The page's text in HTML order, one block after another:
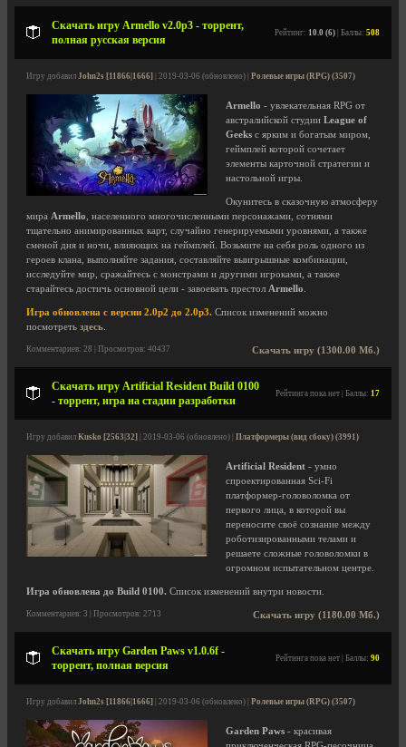
Скачать игру Armello v2.0p3 - торрент,
полная русская версия
Рейтинг: 10.0 (6) | Баллы: 508
Игру добавил John2s [11866|1666] | 2019-03-06 (обновлено) | Ролевые игры (RPG) (3507)
Armello - увлекательная RPG от
австралийской студии League of
Geeks с ярким и богатым миром,
геймплей которой сочетает
элементы карточной стратегии и
настольной игры.
Окунитесь в сказочную атмосферу
мира Armello , населенного многочисленными персонажами, сотнями
тщательно анимированных карт, случайно генерируемыми уровнями, а также
сменой дня и ночи, влияющих на геймплей. Возьмите на себя роль одного из
героев клана, выполняйте задания, составляйте выигрышные комбинации,
исследуйте мир, сражайтесь с монстрами и другими игроками, а также
старайтесь достичь основной цели - завоевать престол Armello
Игра обновлена с версии 2.0p2 до 2.0p3. Список изменений можно
посмотреть здесь
Скачать игру (1300.00 Мб.)
Комментариев: 28 | Просмотров: 40437
Скачать игру Artificial Resident Build 0100
- торрент, игра на стадии разработки
Рейтинга пока нет | Баллы: 17
Игру добавил Kusko [2563|32] | 2019-03-06 (обновлено) | Платформеры (вид сбоку) (3991)
Artificial Resident - умно
спроектированная Sci-Fi
платформер-головоломка от
первого лица, в которой вы
переносите своё сознание между
роботизированными телами и
решаете сложные головоломки в
огромном испытательном центре.
Игра обновлена до Build 0100. Список изменений внутри новости.
Скачать игру (1180.00 Мб.)
Комментариев: 3 | Просмотров: 2713
Скачать игру Garden Paws v1.0.6f -
торрент, полная версия
Рейтинга пока нет | Баллы: 90
Игру добавил John2s [11866|1666] | 2019-03-06 (обновлено) | Ролевые игры (RPG) (3507)
Garden Paws - красивая